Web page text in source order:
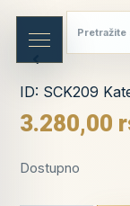
ID: SCK209
3.280,00
Dostupno